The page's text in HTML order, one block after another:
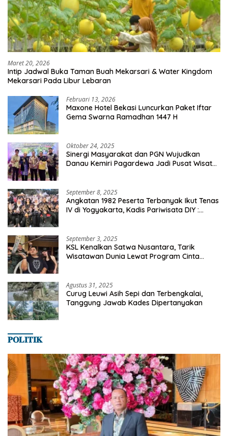
Maret 20, 2026
Intip Jadwal Buka Taman Buah Mekarsari & Water Kingdom
Mekarsari Pada Libur Lebaran
Februari 13, 2026
Maxone Hotel Bekasi Luncurkan Paket Iftar
Gema Swarna Ramadhan 1447 H
Oktober 24, 2025
Sinergi Masyarakat dan PGN Wujudkan
Danau Kemiri Pagardewa Jadi Pusat Wisata
September 8, 2025
Angkatan 1982 Peserta Terbanyak Ikut Tenas
IV di Yogyakarta, Kadis Pariwisata DIY :
September 3, 2025
KSL Kenalkan Satwa Nusantara, Tarik
Wisatawan Dunia Lewat Program Cinta
Agustus 31, 2025
Curug Leuwi Asih Sepi dan Terbengkalai,
Tanggung Jawab Kades Dipertanyakan
𝐏𝐎𝐋𝐈𝐓𝐈𝐊